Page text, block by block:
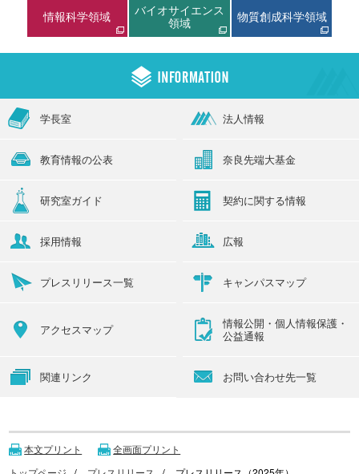
情報科学領域
バイオサイエンス
領域
物質創成科学領域
学長室 法人情報
教育情報の公表 奈良先端大基金
研究室ガイド 契約に関する情報
採用情報 広報
プレスリリース一覧 キャンパスマップ
アクセスマップ
情報公開・個人情報保護・
公益通報
関連リンク お問い合わせ先一覧
本文プリント
全画面プリント